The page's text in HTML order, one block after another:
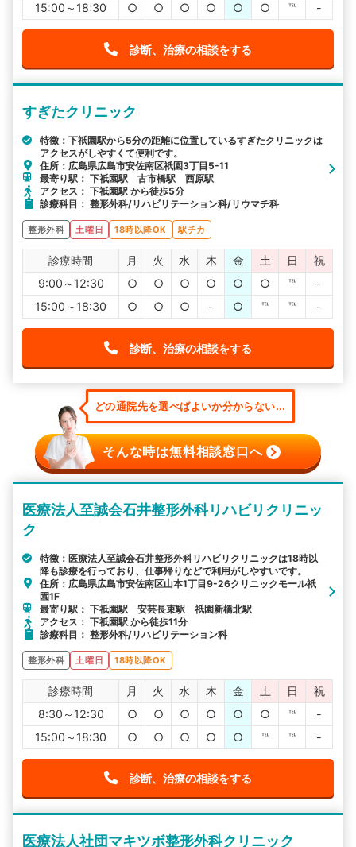
15:00～18:30
○ ○ ○ ○ ○ ○ ℡ -
診断、治療の相談をする
すぎたクリニック
特徴：下祇園駅から5分の距離に位置しているすぎたクリニックは
アクセスがしやすくて便利です。
住所：広島県広島市安佐南区祇園3丁目5-11
最寄り駅： 下祇園駅 古市橋駅 西原駅
アクセス： 下祇園駅 から徒歩5分
診療科目： 整形外科/リハビリテーション科/リウマチ科
整形外科 土曜日 18時以降OK 駅チカ
診療時間 月 火 水 木 金 土 日
祝
9:00～12:30
○ ○ ○ ○ ○ ○ ℡
-
15:00～18:30
○ ○ ○ - ○ ℡ ℡ -
診断、治療の相談をする
どの通院先を選べばよいか分からない...
そんな時は無料相談窓口へ
医療法人至誠会石井整形外科リハビリクリニッ
ク
特徴：医療法人至誠会石井整形外科リハビリクリニックは18時以
降も診療を行っており、仕事帰りなどで利用がしやすいです。
住所：広島県広島市安佐南区山本1丁目9-26クリニックモール祇
園1F
最寄り駅： 下祇園駅 安芸長束駅 祇園新橋北駅
アクセス： 下祇園駅 から徒歩11分
診療科目： 整形外科/リハビリテーション科
整形外科 土曜日 18時以降OK
診療時間 月 火 水 木 金 土 日
祝
8:30～12:30
○ ○ ○ ○ ○ ○ ℡
-
15:00～18:30
○ ○ ○ ○ ○ ℡ ℡ -
診断、治療の相談をする
医療法人社団マキツボ整形外科クリニック